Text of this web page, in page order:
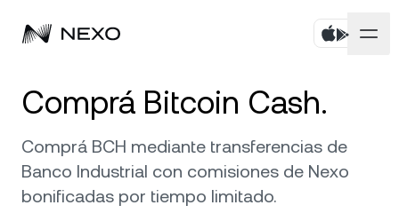
Comprá activos
Rendimiento Flexible
Cuentas corporativas
Comprá Bitcoin Cash.
Comprá BCH mediante transferencias de
Banco Industrial con comisiones de Nexo
bonificadas por tiempo limitado.